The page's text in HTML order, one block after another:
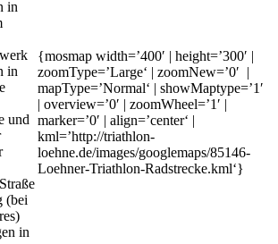
in
in
und
(bei
in
{mosmap width=’400′ | height=’300′ |
zoomType=’Large‘ | zoomNew=’0′ |
mapType=’Normal‘ | showMaptype=’1′
| overview=’0′ | zoomWheel=’1′ |
marker=’0′ | align=’center‘ |
kml=’http://triathlon-
loehne.de/images/googlemaps/85146-
Loehner-Triathlon-Radstrecke.kml‘}